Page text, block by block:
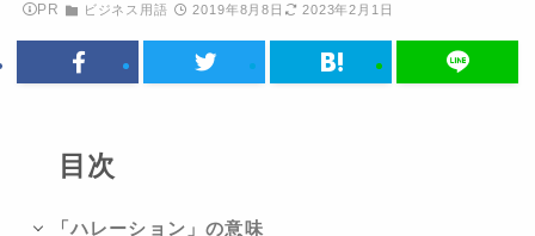
PR ビジネス用語 2019年8月8日 2023年2月1日
目次
「ハレーション」の意味